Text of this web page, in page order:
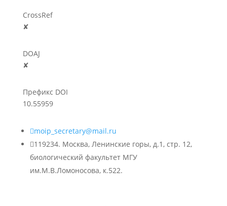
CrossRef
✘
DOAJ
✘
Префикс DOI
10.55959
moip_secretary@mail.ru
119234. Москва, Ленинские горы, д.1, стр. 12,
биологический факультет МГУ
им.М.В.Ломоносова, к.522.